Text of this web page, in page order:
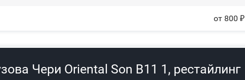
от 800 ₽
Чери Oriental Son B11 1, рестайлинг